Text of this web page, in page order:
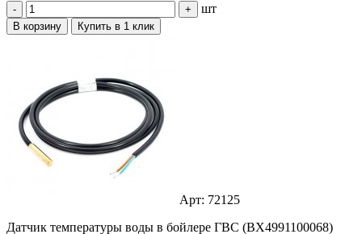
- + шт
В корзину Купить в 1 клик
Арт: 72125
Датчик температуры воды в бойлере ГВС (BX4991100068)